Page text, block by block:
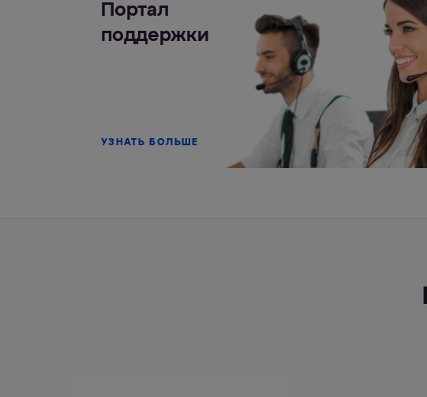
Портал
поддержки
УЗНАТЬ БОЛЬШЕ